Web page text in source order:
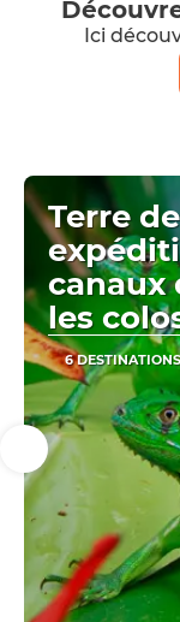
Ici
Terre
canaux
les
6 DESTINATIONS